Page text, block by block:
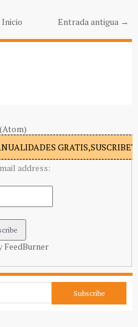
Entrada antigua →
Inicio
address:
FeedBurner